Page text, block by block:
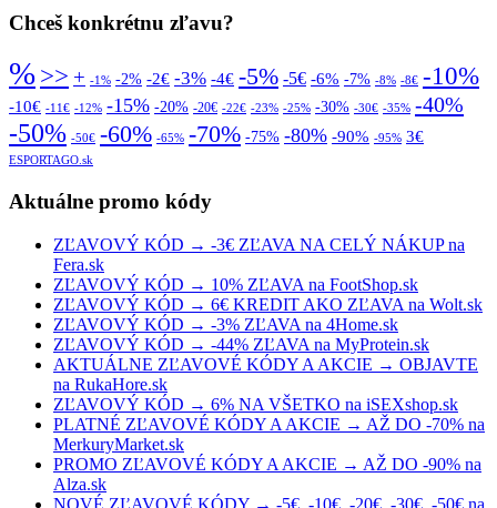
Chceš konkrétnu zľavu?
%>> + -1% -2% -2€ -3% -4€ -5% -5€ -6% -7% -8% -8€ -10%
-10€ -11€ -12% -15% -20% -20€ -22€ -23% -25% -30% -30€ -35% -40%
-50% -50€ -60% -65% -70% -75% -80% -90% -95% 3€
ESPORTAGO.sk
Aktuálne promo kódy
ZĽAVOVÝ KÓD → -3€ ZĽAVA NA CELÝ NÁKUP na
Fera.sk
ZĽAVOVÝ KÓD → 10% ZĽAVA na FootShop.sk
ZĽAVOVÝ KÓD → 6€ KREDIT AKO ZĽAVA na Wolt.sk
ZĽAVOVÝ KÓD → -3% ZĽAVA na 4Home.sk
ZĽAVOVÝ KÓD → -44% ZĽAVA na MyProtein.sk
AKTUÁLNE ZĽAVOVÉ KÓDY A AKCIE → OBJAVTE
na RukaHore.sk
ZĽAVOVÝ KÓD → 6% NA VŠETKO na iSEXshop.sk
PLATNÉ ZĽAVOVÉ KÓDY A AKCIE → AŽ DO -70% na
MerkuryMarket.sk
PROMO ZĽAVOVÉ KÓDY A AKCIE → AŽ DO -90% na
Alza.sk
NOVÉ ZĽAVOVÉ KÓDY → -5€, -10€, -20€, -30€, -50€ na